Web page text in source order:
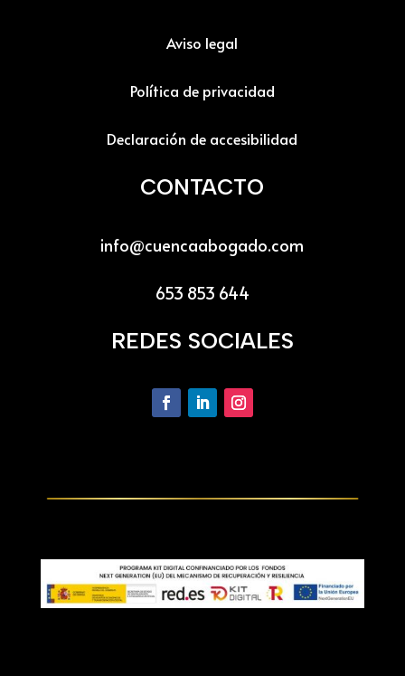
Aviso legal
Política de privacidad
Declaración de accesibilidad
CONTACTO
info@cuencaabogado.com
653 853 644
REDES SOCIALES